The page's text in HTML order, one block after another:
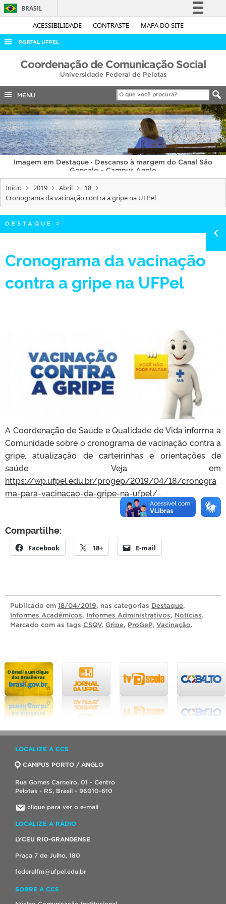
ACESSIBILIDADE CONTRASTE MAPA DO SITE
BRASIL
Simplifique!
Acesso à informação
Legislação
Canais
PORTAL UFPEL
ACESSO À INFORMAÇÃO
COBALTO
CONCURSOS
EDITAIS
INTERNACIONAL
OUVIDORIA
PORTARIAS
TELEFONES
Coordenação de Comunicação Social
Universidade Federal de Pelotas
MENU
Imagem em Destaque · Descanso à margem do Canal São
Gonçalo – Campus Anglo
Início 2019 Abril
18
Cronograma da vacinação contra a gripe na UFPel
DESTAQUE >
Cronograma da vacinação
contra a gripe na UFPel
A Coordenação de Saúde e Qualidade de Vida informa a
Comunidade sobre o cronograma de vacinação contra a
gripe, atualização de carteirinhas e orientações de
saúde. Veja em
https://wp.ufpel.edu.br/progep/2019/04/18/cronogra
ma-para-vacinacao-da-gripe-na-ufpel/ .
Compartilhe:
Facebook 18+ E-mail
Publicado em 18/04/2019, nas categorias Destaque,
Informes Acadêmicos, Informes Administrativos, Notícias.
Marcado com as tags CSQV, Gripe, ProGeP, Vacinação.
LOCALIZE A CCS
CAMPUS PORTO / ANGLO
Rua Gomes Carneiro, 01 - Centro
Pelotas - RS, Brasil - 96010-610
clique para ver o e-mail
LOCALIZE A RÁDIO
LYCEU RIO-GRANDENSE
Praça 7 de Julho, 180
federalfm@ufpel.edu.br
SOBRE A CCS